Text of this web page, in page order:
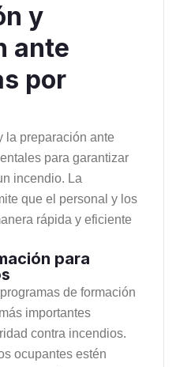
y
ante
por
la preparación ante
para garantizar
incendio. La
que el personal y los
rápida y eficiente
para
de formación
importantes
contra incendios.
ocupantes estén